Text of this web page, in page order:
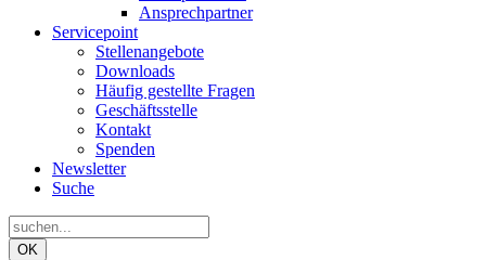
Ansprechpartner
Servicepoint
Stellenangebote
Downloads
Häufig gestellte Fragen
Geschäftsstelle
Kontakt
Spenden
Newsletter
Suche
OK